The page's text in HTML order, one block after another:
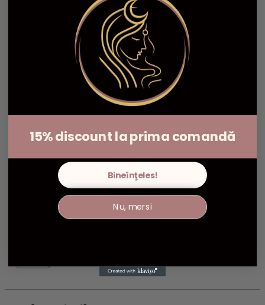
Fii primul care scrii o recenzie pentru „Pânză Etalare Tarot –
Adresa ta de email nu va fi publicată.
Câmpurile obligatorii
sunt marcate cu *
15% discount la prima comandă
Bineînţeles!
Nu, mersi